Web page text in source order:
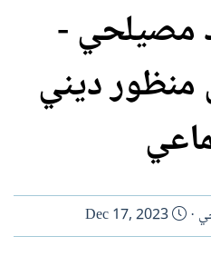
مصيلحي -
منظور ديني
ت
ا
Dec 17, 2023